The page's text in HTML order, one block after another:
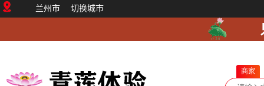
兰州市 切换城市
商家